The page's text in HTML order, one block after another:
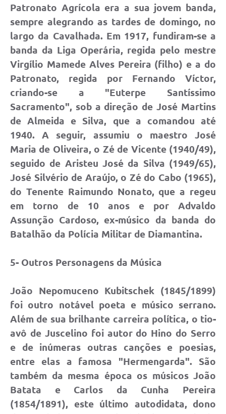
Patronato Agrícola era a sua jovem banda,
sempre alegrando as tardes de domingo, no
largo da Cavalhada. Em 1917, fundiram-se a
banda da Liga Operária, regida pelo mestre
Virgílio Mamede Alves Pereira (filho) e a do
Patronato, regida por Fernando Víctor,
criando-se a "Euterpe Santíssimo
Sacramento", sob a direção de José Martins
de Almeida e Silva, que a comandou até
1940. A seguir, assumiu o maestro José
Maria de Oliveira, o Zé de Vicente (1940/49),
seguido de Aristeu José da Silva (1949/65),
José Silvério de Araújo, o Zé do Cabo (1965),
do Tenente Raimundo Nonato, que a regeu
em torno de 10 anos e por Advaldo
Assunção Cardoso, ex-músico da banda do
Batalhão da Polícia Militar de Diamantina.
5- Outros Personagens da Música
João Nepomuceno Kubitschek (1845/1899)
foi outro notável poeta e músico serrano.
Além de sua brilhante carreira política, o tio-
avô de Juscelino foi autor do Hino do Serro
e de inúmeras outras canções e poesias,
entre elas a famosa "Hermengarda". São
também da mesma época os músicos João
Batata e Carlos da Cunha Pereira
(1854/1891), este último autodidata, dono